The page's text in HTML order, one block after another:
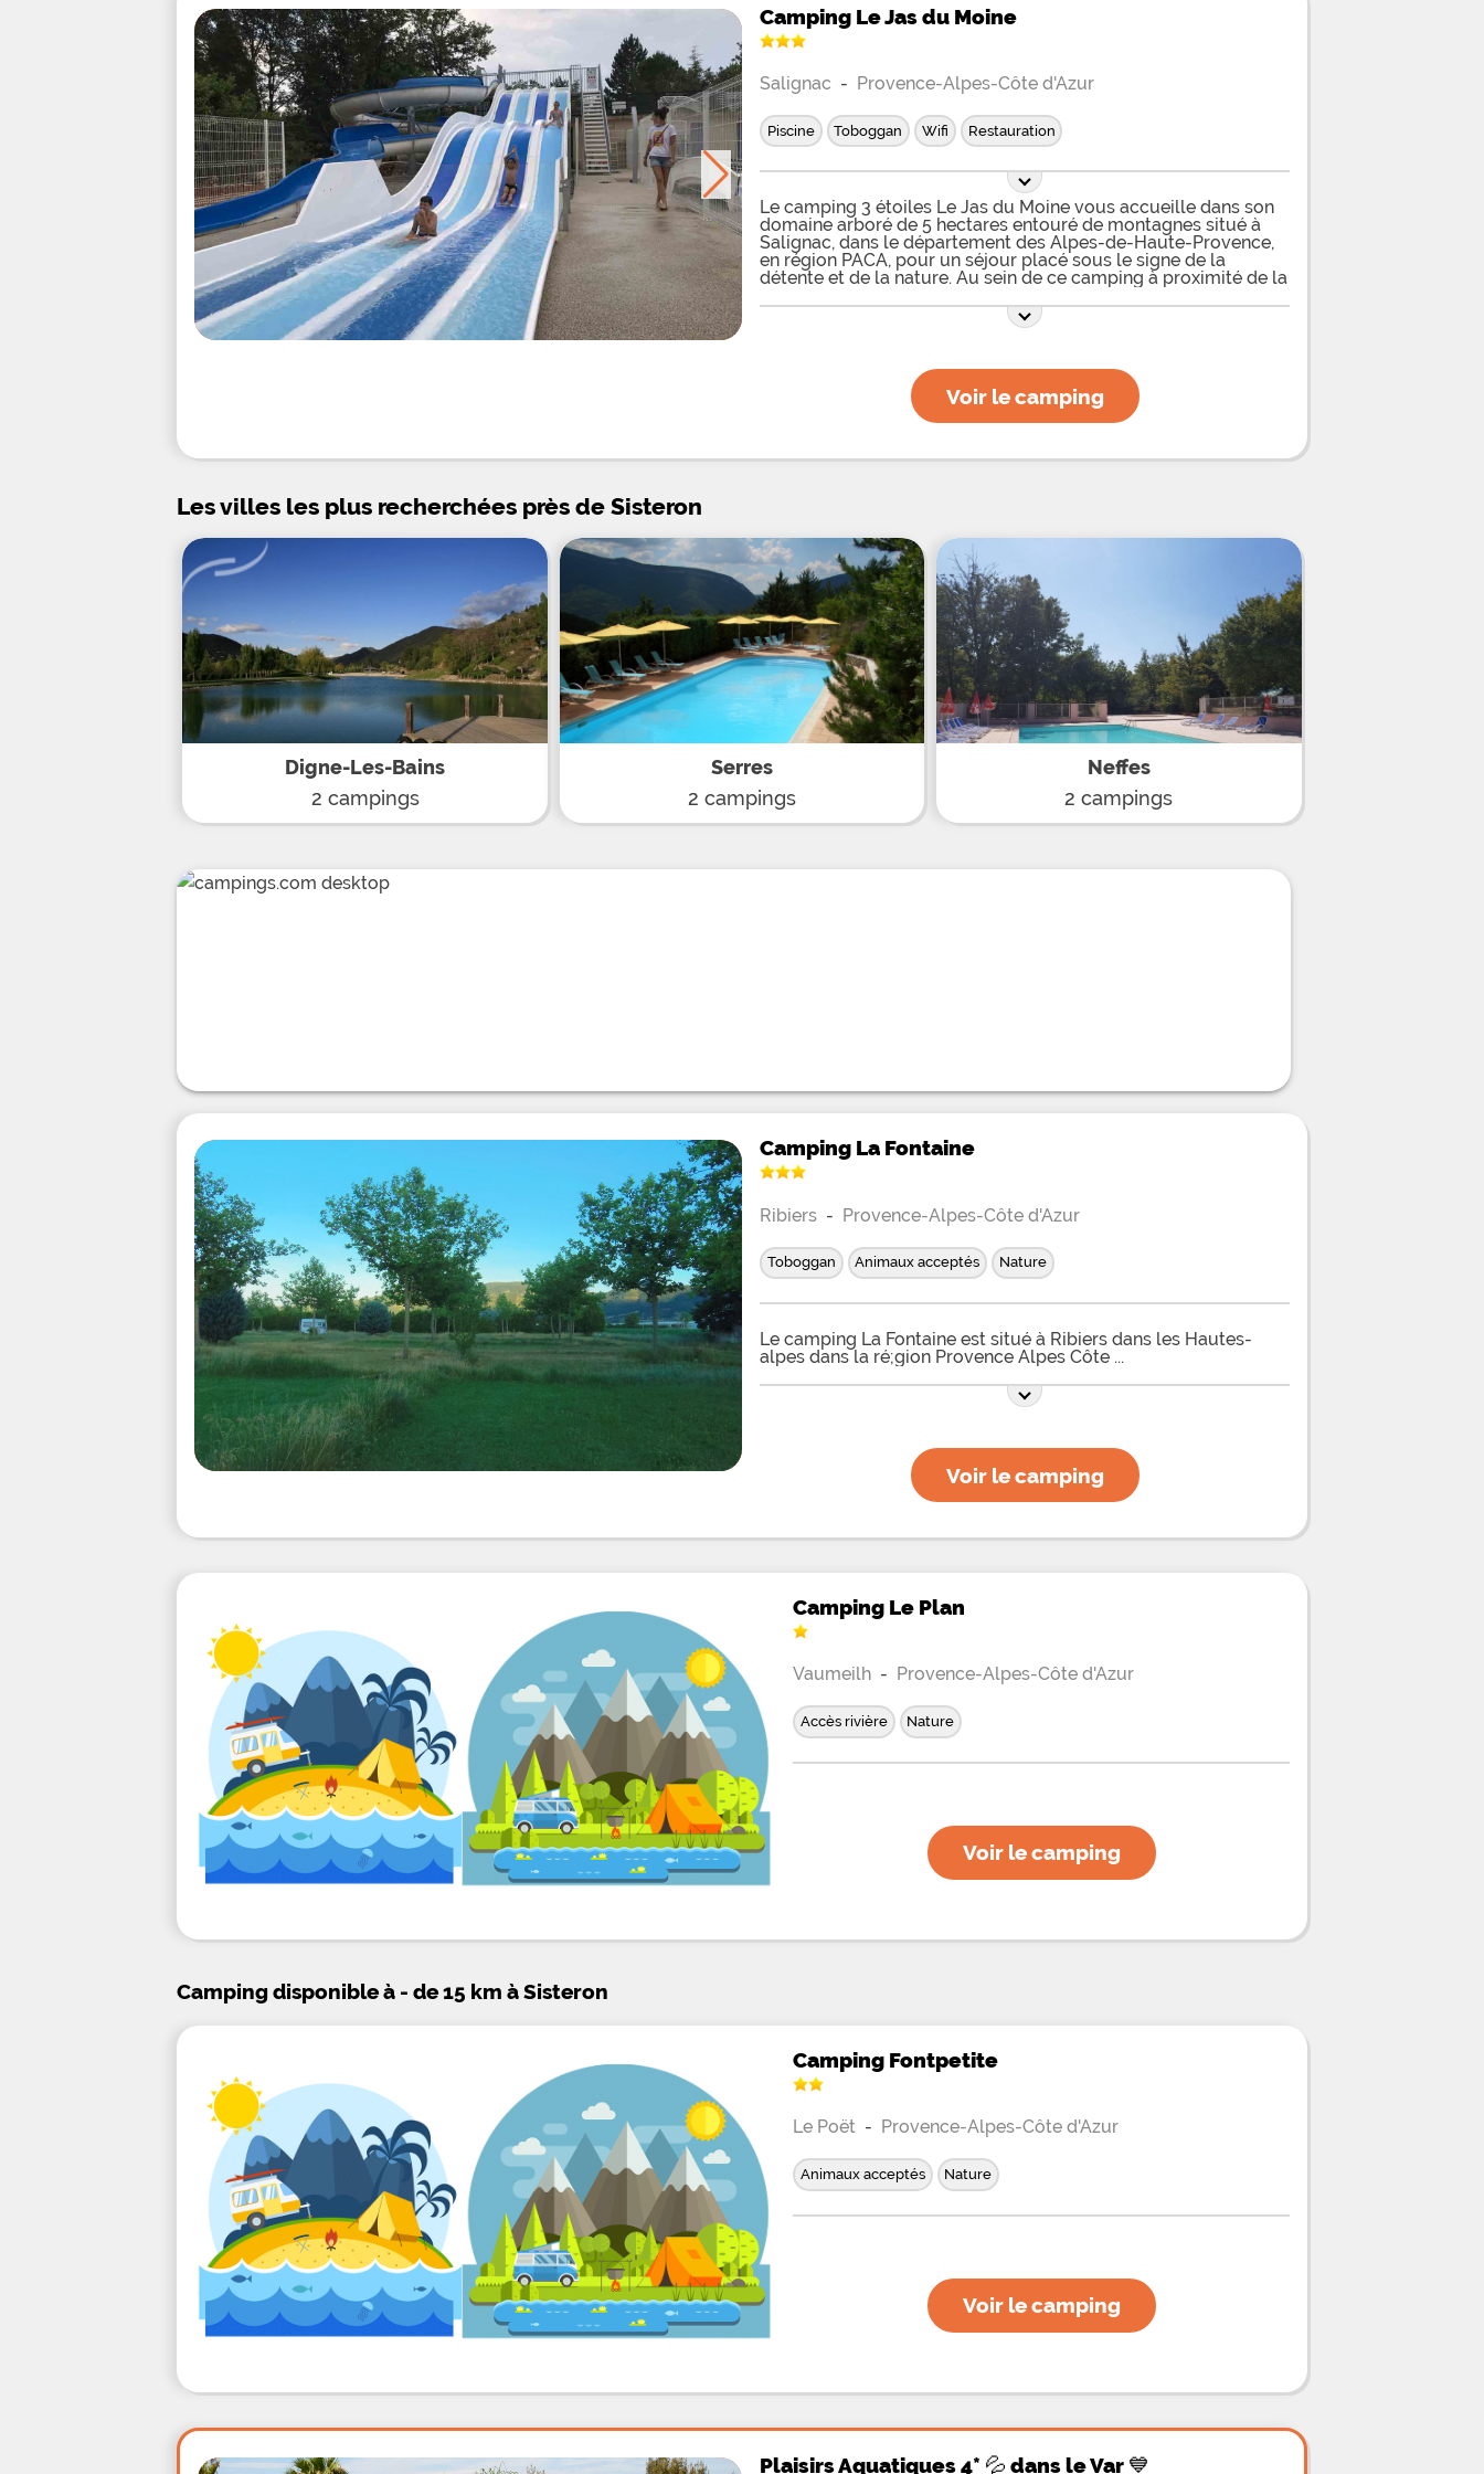
Camping Le Jas du Moine
Salignac - Provence-Alpes-Côte d'Azur
Piscine Toboggan Wifi Restauration
Le camping 3 étoiles Le Jas du Moine vous accueille dans son
domaine arboré de 5 hectares entouré de montagnes situé à
Salignac, dans le département des Alpes-de-Haute-Provence,
en région PACA, pour un séjour placé sous le signe de la
détente et de la nature. Au sein de ce camping à proximité de la
avec télévision pour 4 personnes, des bungalows pour 6
vacanciers ou des tentes Safari – sans sanitaires – de 4 places,
également prévus de vastes emplacements semi-ombragés,
avec ou sans électricité, pour recevoir vos camping-cars,
caravanes et tentes. Sachez aussi que le camping propose de la
location d'emplacements longue durée couvrant toute la
grâce à la piscine chauffée extérieure entourée de transats, les
enfants, soirées à thème du vendredi ou encore initiation au tir à
l'arc seront au programme des diverses animations mises en
place par l'équipe de ce camping à l'ambiance chaleureuse.
Enfin vous ne manquerez de rien concernant vos repas grâce au
snack-bar-restaurant avec terrasse, à l'épicerie de dépannage
et au dépôt de pain et viennoiseries. Au départ de ce camping
tranquille et familial, pratiquez à loisir randonnées de tout type,
Via ferrata ou sports d'eaux vives, visitez la citadelle de
Sisteron et les charmants villages perchés alentour et partez à
la découverte des sites naturels incontournables des environs
comme la Montagne des Monges, les Gorges de la Méouge ou
le Plateau de
Voir le camping
Les villes les plus recherchées près de Sisteron
Digne-Les-Bains
2 campings
Serres
2 campings
Neffes
2 campings
Camping La Fontaine
Ribiers - Provence-Alpes-Côte d'Azur
Toboggan Animaux acceptés Nature
Le camping La Fontaine est situé à Ribiers dans les Hautes-
alpes dans la ré;gion Provence Alpes Côte
Voir le camping
Camping Le Plan
Vaumeilh - Provence-Alpes-Côte d'Azur
Accès rivière Nature
Voir le camping
Camping disponible à - de 15 km à Sisteron
Camping Fontpetite
Le Poët - Provence-Alpes-Côte d'Azur
Animaux acceptés Nature
Voir le camping
Plaisirs Aquatiques 4* 💦 dans le Var 💙